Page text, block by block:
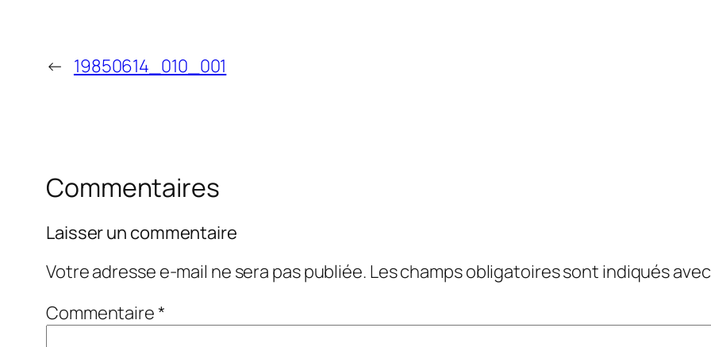
← 19850614_010_001
Commentaires
Laisser un commentaire
Votre adresse e-mail ne sera pas publiée. Les champs obligatoires sont indiqués
Commentaire*